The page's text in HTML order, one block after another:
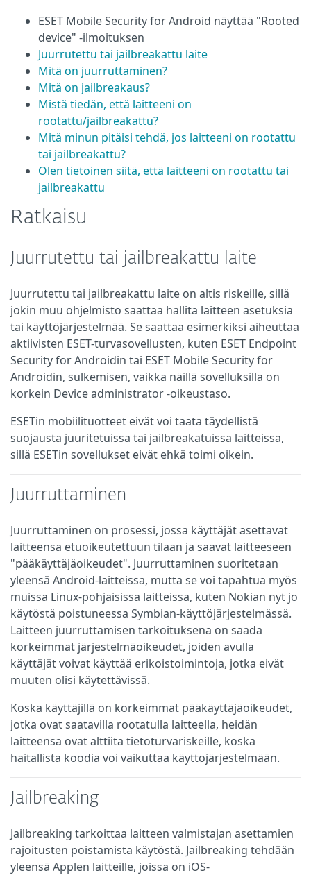
ESET Mobile Security for Android näyttää "Rooted
device" -ilmoituksen
Juurrutettu tai jailbreakattu laite
Mitä on juurruttaminen?
Mitä on jailbreakaus?
Mistä tiedän, että laitteeni on
rootattu/jailbreakattu?
Mitä minun pitäisi tehdä, jos laitteeni on rootattu
tai jailbreakattu?
Olen tietoinen siitä, että laitteeni on rootattu tai
jailbreakattu
Ratkaisu
Juurrutettu tai jailbreakattu laite
Juurrutettu tai jailbreakattu laite on altis riskeille, sillä
jokin muu ohjelmisto saattaa hallita laitteen asetuksia
tai käyttöjärjestelmää. Se saattaa esimerkiksi aiheuttaa
aktiivisten ESET-turvasovellusten, kuten ESET Endpoint
Security for Androidin tai ESET Mobile Security for
Androidin, sulkemisen, vaikka näillä sovelluksilla on
korkein Device administrator -oikeustaso.
ESETin mobiilituotteet eivät voi taata täydellistä
suojausta juuritetuissa tai jailbreakatuissa laitteissa,
sillä ESETin sovellukset eivät ehkä toimi oikein.
Juurruttaminen
Juurruttaminen on prosessi, jossa käyttäjät asettavat
laitteensa etuoikeutettuun tilaan ja saavat laitteeseen
"pääkäyttäjäoikeudet". Juurruttaminen suoritetaan
yleensä Android-laitteissa, mutta se voi tapahtua myös
muissa Linux-pohjaisissa laitteissa, kuten Nokian nyt jo
käytöstä poistuneessa Symbian-käyttöjärjestelmässä.
Laitteen juurruttamisen tarkoituksena on saada
korkeimmat järjestelmäoikeudet, joiden avulla
käyttäjät voivat käyttää erikoistoimintoja, jotka eivät
muuten olisi käytettävissä.
Koska käyttäjillä on korkeimmat pääkäyttäjäoikeudet,
jotka ovat saatavilla rootatulla laitteella, heidän
laitteensa ovat alttiita tietoturvariskeille, koska
haitallista koodia voi vaikuttaa käyttöjärjestelmään.
Jailbreaking
Jailbreaking tarkoittaa laitteen valmistajan asettamien
rajoitusten poistamista käytöstä. Jailbreaking tehdään
yleensä Applen laitteille, joissa on iOS-